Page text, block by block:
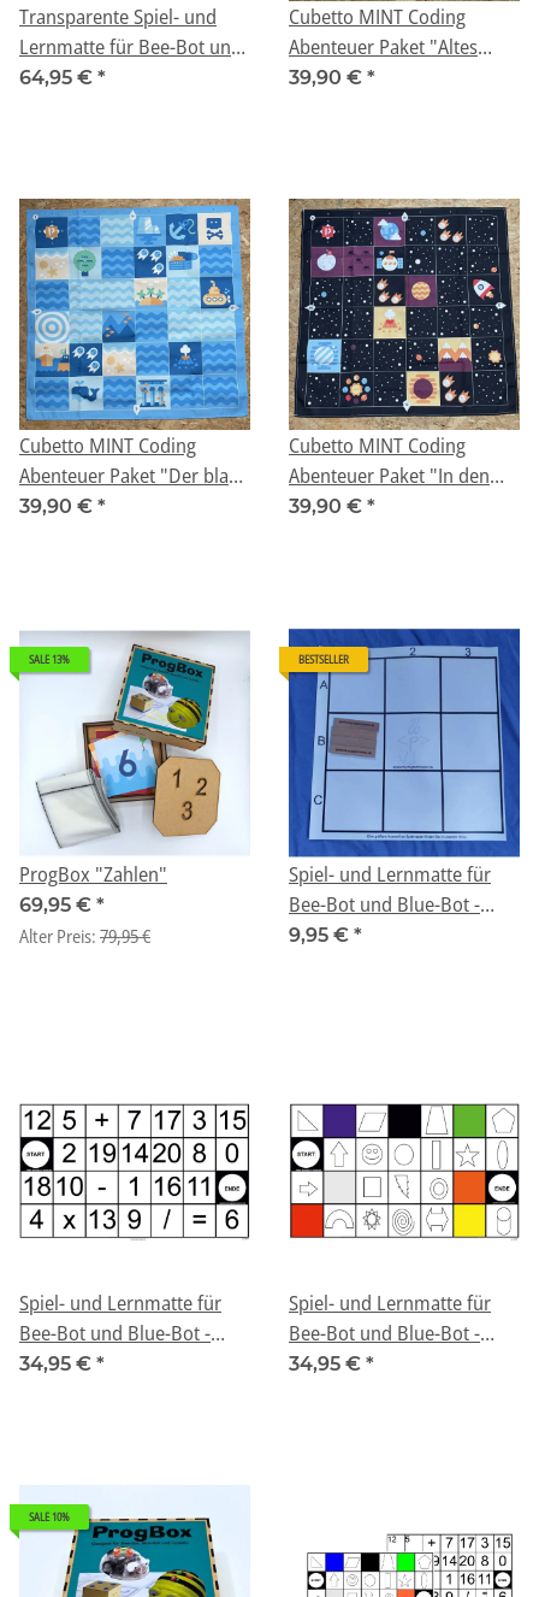
Transparente Spiel- und
Lernmatte für Bee-Bot und
Blue-Bot (64Felder)
64,95 € *
Cubetto MINT Coding
Abenteuer Paket "Altes
Ägypten" ab 3 Jahren
39,90 € *
Cubetto MINT Coding
Abenteuer Paket "Der blaue
Ozean" ab 3 Jahren
39,90 € *
Cubetto MINT Coding
Abenteuer Paket "In den
Tiefen des Weltraums" ab 3
39,90 € *
SALE 13%
ProgBox "Zahlen"
69,95 € *
Alter Preis: 79,95 €
BESTSELLER
Spiel- und Lernmatte für
Bee-Bot und Blue-Bot -
"Start"
9,95 € *
Spiel- und Lernmatte für
Bee-Bot und Blue-Bot -
"Rechnen"
34,95 € *
Spiel- und Lernmatte für
Bee-Bot und Blue-Bot -
"Formen und Farben"
34,95 € *
SALE 10%